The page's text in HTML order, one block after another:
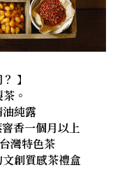
】
。
純露
香一個月以上
灣特色茶
創質感茶禮盒